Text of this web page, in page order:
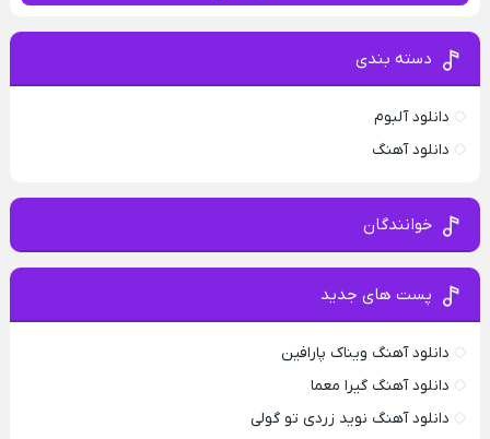
دسته بندی
دانلود آلبوم
دانلود آهنگ
خوانندگان
پست های جدید
دانلود آهنگ ویناک پارافین
دانلود آهنگ گیرا معما
دانلود آهنگ نوید زردی تو گولی